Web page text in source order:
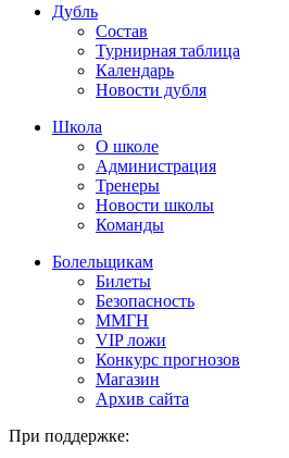
Дубль
Состав
Турнирная таблица
Календарь
Новости дубля
Школа
О школе
Администрация
Тренеры
Новости школы
Команды
Болельщикам
Билеты
Безопасность
ММГН
VIP ложи
Конкурс прогнозов
Магазин
Архив сайта
При поддержке: